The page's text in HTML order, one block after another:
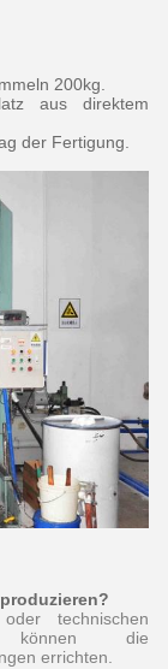
200kg.
aus direktem
der Fertigung.
technischen
können die
errichten.